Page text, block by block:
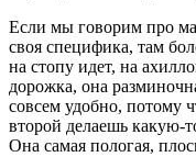
Если мы говорим про
своя специфика, там
на стопу идет, на
дорожка, она
совсем удобно, потому
второй делаешь какую-
Она самая пологая,